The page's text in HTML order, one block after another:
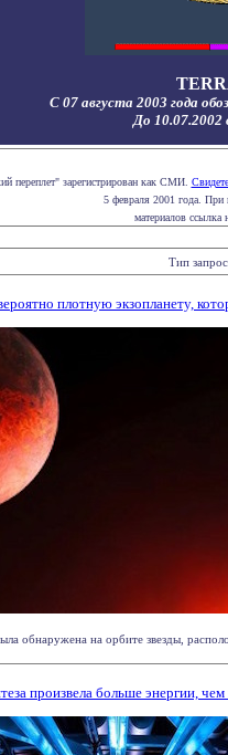
С 07 августа 2003 года
До 10.07.2002
переплет" зарегистрирован как СМИ.
5 февраля 2001 года. При
материалов ссылка
Тип
плотную экзопланету,
обнаружена на орбите звезды,
произвела больше энергии, чем